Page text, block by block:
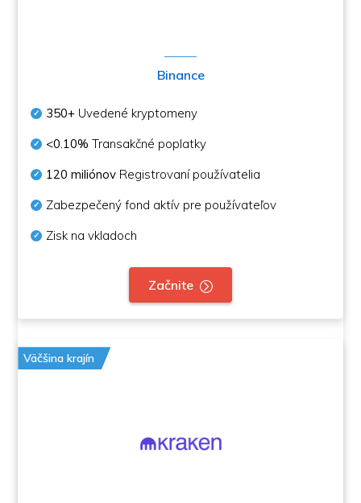
Binance
350+ Uvedené kryptomeny
<0.10% Transakčné poplatky
120 miliónov Registrovaní používatelia
Zabezpečený fond aktív pre používateľov
Zisk na vkladoch
Začnite
Väčšina krajín